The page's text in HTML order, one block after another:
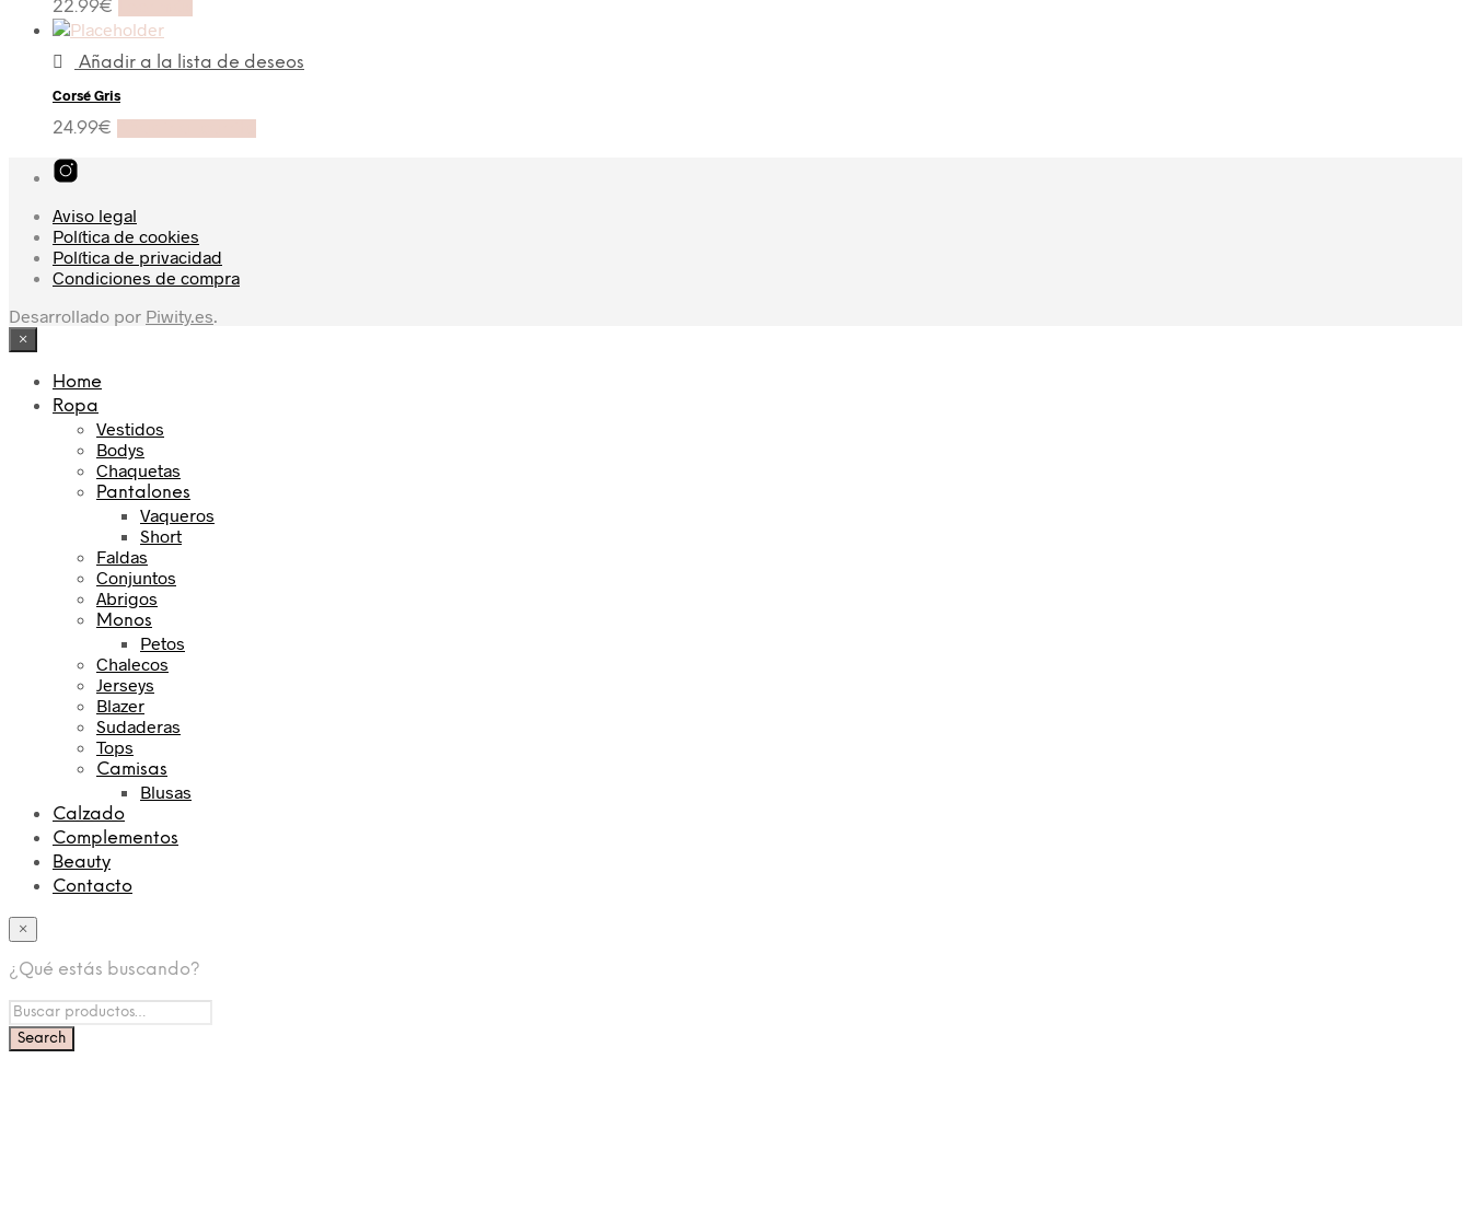
22.99€
Añadir a la lista de deseos
Corsé Gris
24.99€
Aviso legal
Política de cookies
Política de privacidad
Condiciones de compra
Desarrollado por Piwity.es
×
Home
Ropa
Vestidos
Bodys
Chaquetas
Pantalones
Vaqueros
Short
Faldas
Conjuntos
Abrigos
Monos
Petos
Chalecos
Jerseys
Blazer
Sudaderas
Tops
Camisas
Blusas
Calzado
Complementos
Beauty
Contacto
×
¿Qué estás buscando?